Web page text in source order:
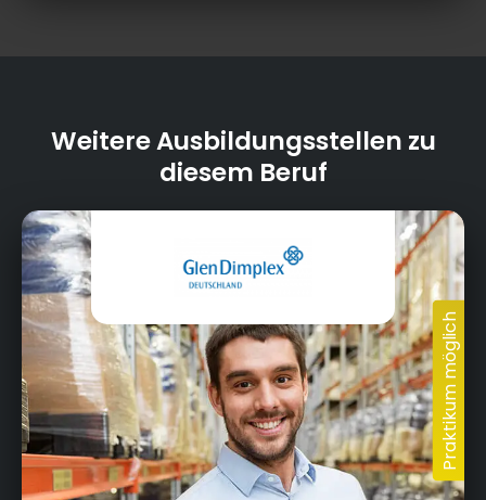
Weitere Ausbildungsstellen zu
diesem Beruf